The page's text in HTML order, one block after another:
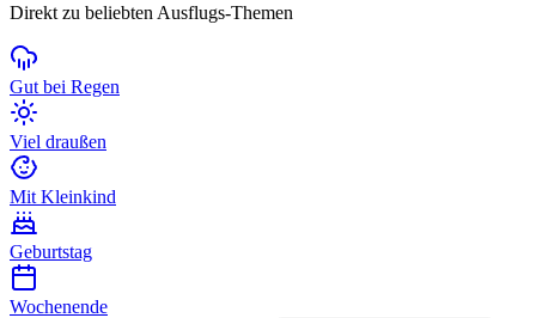
Direkt zu beliebten Ausflugs-Themen
Gut bei Regen
Viel draußen
Mit Kleinkind
Geburtstag
Wochenende